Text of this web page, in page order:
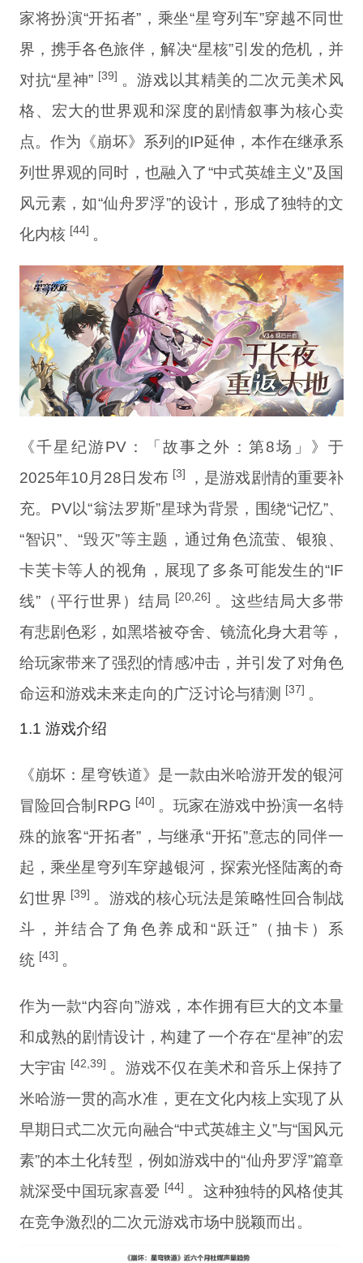
家将扮演“开拓者”，乘坐“星穹列车”穿越不同世
界，携手各色旅伴，解决“星核”引发的危机，并
对抗“星神” [39] 。游戏以其精美的二次元美术风
格、宏大的世界观和深度的剧情叙事为核心卖
点。作为《崩坏》系列的IP延伸，本作在继承系
列世界观的同时，也融入了“中式英雄主义”及国
风元素，如“仙舟罗浮”的设计，形成了独特的文
化内核 [44] 。
《千星纪游PV：「故事之外：第8场」》于
2025年10月28日发布 [3]
，是游戏剧情的重要补
充。PV以“翁法罗斯”星球为背景，围绕“记忆”、
“智识”、“毁灭”等主题，通过角色流萤、银狼、
卡芙卡等人的视角，展现了多条可能发生的“IF
线”（平行世界）结局 [20,26] 。这些结局大多带
有悲剧色彩，如黑塔被夺舍、镜流化身大君等，
给玩家带来了强烈的情感冲击，并引发了对角色
命运和游戏未来走向的广泛讨论与猜测
[37] 。
1.1 游戏介绍
《崩坏：星穹铁道》是一款由米哈游开发的银河
冒险回合制RPG [40] 。玩家在游戏中扮演一名特
殊的旅客“开拓者”，与继承“开拓”意志的同伴一
起，乘坐星穹列车穿越银河，探索光怪陆离的奇
幻世界 [39] 。游戏的核心玩法是策略性回合制战
斗，并结合了角色养成和“跃迁”（抽卡）系
统 [43] 。
作为一款“内容向”游戏，本作拥有巨大的文本量
和成熟的剧情设计，构建了一个存在“星神”的宏
大宇宙 [42,39] 。游戏不仅在美术和音乐上保持了
米哈游一贯的高水准，更在文化内核上实现了从
早期日式二次元向融合“中式英雄主义”与“国风元
素”的本土化转型，例如游戏中的“仙舟罗浮”篇章
就深受中国玩家喜爱 [44] 。这种独特的风格使其
在竞争激烈的二次元游戏市场中脱颖而出。